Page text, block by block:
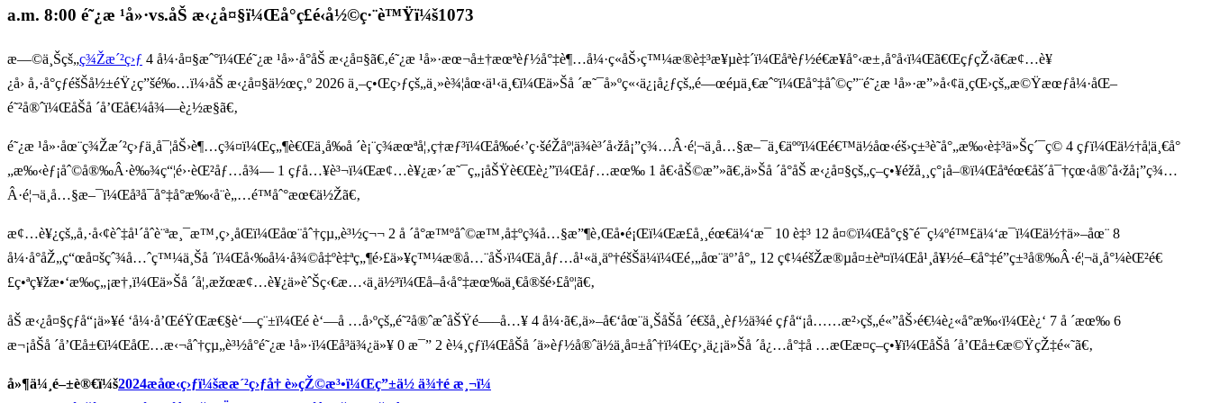
a.m. 8:00 é˜¿æ ¹å»·vs.åŠ æ‹¿å¤§ï¼Œå°ç£é‹å½©ç·¨è™Ÿï¼š1073
æ—©ä¸Šçš„ç¾Žæ´²ç›ƒ 4 å¼·å¤§æˆ°ï¼Œé˜¿æ ¹å»·å°åŠ æ‹¿å¤§ã€‚é˜¿æ ¹å»·æœ¬å±†æœªèƒ½å°‡è¶…å¼·ç«åŠ›ç™¼æ®è‡³æ¥µè‡´ï¼Œåªèƒ½é€æ­¥å°‹æ±‚å°å‹ï¼Œã€ŒçƒçŽ‹ã€æ¢…è¥
¿å› å‚·å°çƒéšŠå½±éŸ¿ç”šé‰…ï¼›åŠ æ‹¿å¤§ä½œç‚º 2026 ä¸–ç•Œç›ƒçš„ä¸»è¾¦åœ‹ä¹‹ä¸€ï¼Œä»Šå ´æ˜¯å»ºç«‹ä¿¡å¿ƒçš„é—œéµä¸€æˆ°ï¼Œå°‡åˆ©ç”¨é˜¿æ ¹å»·æ”»å‹¢ä¸çŒ›çš„æ©Ÿæœƒå¼·åŒ–
é˜²å®ˆï¼ŒåŠå ´å’Œå€¼å¾—è¿½æ§ã€‚
é˜¿æ ¹å»·åœ¨ç¾Žæ´²ç›ƒä¸­å¯¦åŠ›è¶…ç¾¤ï¼Œç„¶è€Œä¸­å‰å ´è¡¨ç¾æœªå¦‚ç†æƒ³ï¼Œå‰é‹’ç·šéŽåº¦ä¾è³´å‹žå¡”ç¾…Â·é¦¬ä¸å…§æ–¯ä¸€äººï¼Œé€™ä½åœ‹éš›ç±³è˜­å°„æ‰‹è‡³ä»Šç´¯ç© 4 çƒï¼Œä½†å¦ä¸€å°
„æ‰‹èƒ¡åˆ©å®‰Â·è‰¾ç“¦é›·èŒ²åƒ…å¾— 1 çƒå…¥è³¬ï¼Œæ¢…è¥¿æ›´æ˜¯ç„¡åŠŸè€Œè¿”ï¼Œåƒ…æœ‰ 1 å€‹åŠ©æ”»ã€‚ä»Šå ´å°åŠ æ‹¿å¤§çš„ç­–ç•¥éžå¸¸ç°¡å–®ï¼Œåªéœ€åš´å¯†çœ‹å®ˆå‹žå¡”ç¾…
Â·é¦¬ä¸å…§æ–¯ï¼Œå³å¯å°‡å°æ‰‹å¨è„…é™åˆ°æœ€ä½Žã€‚
æ¢…è¥¿çš„å‚·å‹¢èˆ‡å¹´åˆè¨ªæ¸¯æ™‚ç›¸åŒï¼Œåœ¨åˆ†çµ„è³½ç¬¬ 2 å ´å°æ™ºåˆ©æ™‚å‡ºç¾å…§æ”¶è‚Œå•é¡Œï¼Œæ­£å¸¸éœ€ä¼‘æ¯ 10 è‡³ 12 å¤©ï¼Œå°ç§˜é­¯ç¼ºé™£ä¼‘æ¯ï¼Œä½†ä»–åœ¨ 8
å¼·å°åŽ„ç“œå¤šçˆ¾å…ˆç™¼ä¸Šå ´ï¼Œå‹‰å¼·å¾©å‡ºè‡ªç„¶é›£ä»¥ç™¼æ®å…¨åŠ›ï¼Œä¸åƒ…å¹«ä¸äº†éšŠä¼ï¼Œé‚„åœ¨äº’å°„ 12 ç¢¼éšŽæ®µå¤±èª¤ï¼Œå¹¸å¥½é–€å°‡é”ç±³å®‰Â·é¦¬ä¸å°¼èŒ²é€
£ç•ªç¥žæ•‘æ‰ç„¡æ†‚ï¼Œä»Šå ´å¦‚æžœæ¢…è¥¿ä»èˆŠç‹€æ…‹ä¸ä½³ï¼Œå–å‹å°‡æœ‰ä¸€å®šé›£åº¦ã€‚
åŠ æ‹¿å¤§çƒå“¡ä»¥é ‘å¼·å’ŒéŸŒæ€§è‘—ç¨±ï¼Œé è‘—å …å›ºçš„é˜²å®ˆæˆåŠŸé—–å…¥ 4 å¼·ã€‚ä»–å€‘åœ¨ä¸ŠåŠå ´é€šå¸¸èƒ½ä¾é çƒå“¡å……æ²›çš„é«”åŠ›é€¼è¿«å°æ‰‹ï¼Œè¿‘ 7 å ´æœ‰ 6
æ¬¡åŠå ´å’Œå±€ï¼ŒåŒ…æ‹¬åˆ†çµ„è³½å°é˜¿æ ¹å»·ï¼Œå³ä¾¿ä»¥ 0 æ¯” 2 è¼¸çƒï¼ŒåŠå ´ä»èƒ½å®ˆä½ä¸å¤±åˆ†ï¼Œç›¸ä¿¡ä»Šå ´å¿…å°‡å …æŒæ­¤ç­–ç•¥ï¼ŒåŠå ´å’Œå±€æ©ŸçŽ‡é«˜ã€‚
å»¶ä¼¸é–±è®€ï¼š2024æ­åœ‹ç›ƒï¼šæ­æ´²ç›ƒå† è»çŽ©æ³•ï¼Œç”±ä½ ä¾†é æ¸¬ï¼